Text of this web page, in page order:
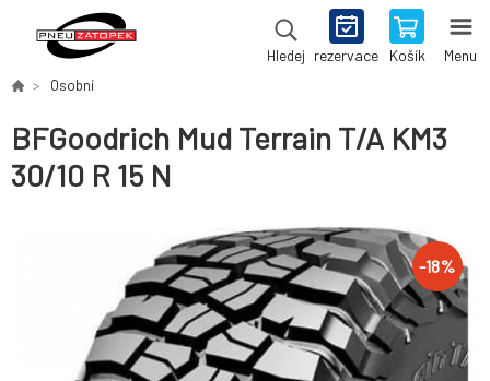
Hledej rezervace Košík Menu
Osobní
BFGoodrich Mud Terrain T/A KM3
30/10 R 15 N
-18%